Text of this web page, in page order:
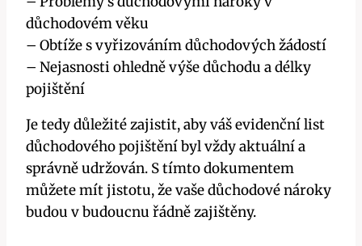
důchodovém věku
– Obtíže s vyřizováním důchodových žádostí
– Nejasnosti ohledně výše důchodu a délky
pojištění
Je tedy důležité zajistit, aby váš evidenční list
důchodového pojištění byl vždy aktuální a
správně udržován. S tímto dokumentem
můžete mít jistotu, že vaše důchodové nároky
budou v budoucnu řádně zajištěny.